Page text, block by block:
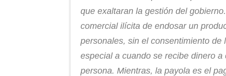
que exaltaran la gestión del gobierno.
comercial ilícita de endosar un
personales, sin el consentimiento
especial a cuando se recibe dinero
persona. Mientras, la payola es el